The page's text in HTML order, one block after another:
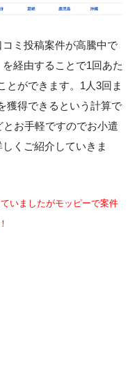
ミ投稿案件が高騰中で
経由することで1回あた
とができます。1人3回ま
獲得できるという計算で
お手軽ですのでお小遣
くご紹介していきま
いましたがモッピーで案件